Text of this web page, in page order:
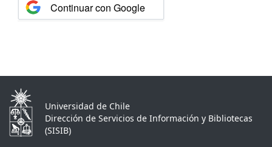
Continuar con Google
Universidad de Chile
Dirección de Servicios de Información y Bibliotecas
(SISIB)